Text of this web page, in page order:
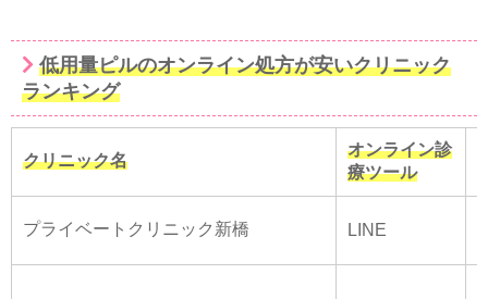
低用量ピルのオンライン処方が安いクリニック
ランキング
クリニック名
オンライン診
療ツール
プライベートクリニック新橋 LINE